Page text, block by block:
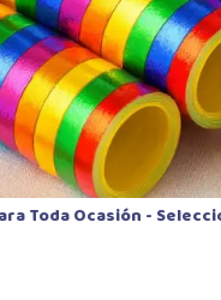
Toda Ocasión -